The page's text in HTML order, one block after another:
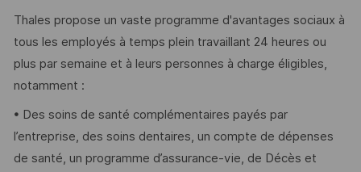
Thales propose un vaste programme d'avantages sociaux à
tous les employés à temps plein travaillant 24 heures ou
plus par semaine et à leurs personnes à charge éligibles,
notamment :
• Des soins de santé complémentaires payés par
l’entreprise, des soins dentaires, un compte de dépenses
de santé, un programme d’assurance-vie, de Décès et